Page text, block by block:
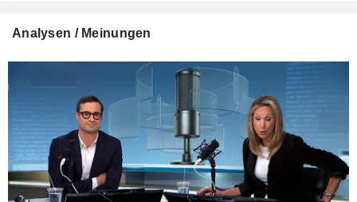
Analysen / Meinungen